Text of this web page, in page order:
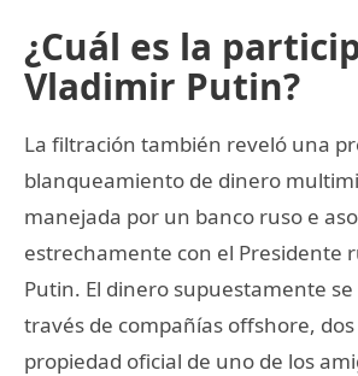
¿Cuál es la
Vladimir Putin?
La filtración también reveló una
blanqueamiento de dinero
manejada por un banco ruso e
estrechamente con el Presidente
Putin. El dinero supuestamente
través de compañías offshore,
propiedad oficial de uno de los